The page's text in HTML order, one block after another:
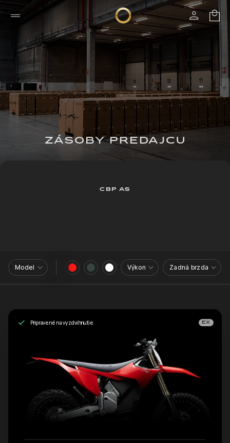
ZÁSOBY PREDAJCU
CBP AS
Model Výkon Zadná brzda
Pripravené na vyzdvihnutie EX